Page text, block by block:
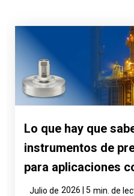
Lo que hay que
instrumentos de
para aplicaciones
Julio de 2026 | 5 min. de